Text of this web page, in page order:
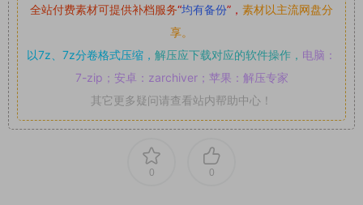
全站付费素材可提供补档服务“均有备份”， 素材以主流网盘分
享。
以7z、7z分卷格式压缩， 解压应下载对应的软件操作， 电脑：
7-zip；安卓：zarchiver；苹果：解压专家
其它更多疑问请查看站内帮助中心！
0 0